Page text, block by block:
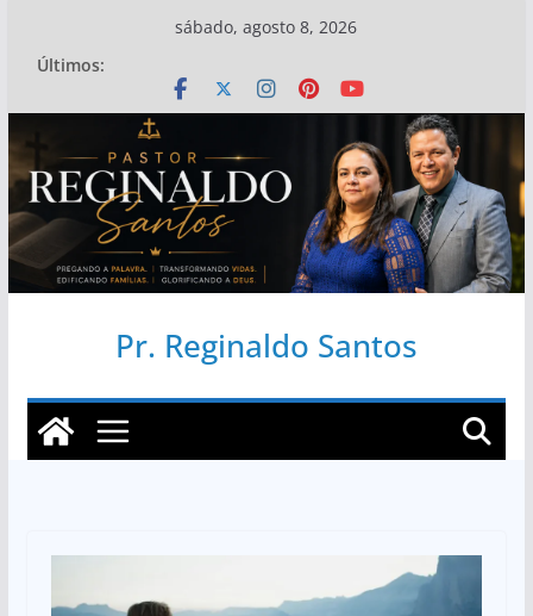
conteúdo
sábado, agosto 8, 2026
Últimos:
Pr. Reginaldo Santos